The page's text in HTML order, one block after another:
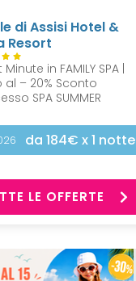
di Assisi Hotel &
Resort
Minute in FAMILY SPA |
al – 20% Sconto
SPA SUMMER
da 184€ x 1 notte
LE OFFERTE